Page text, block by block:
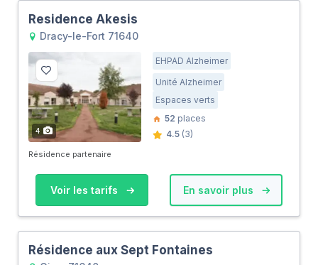
Residence Akesis
Dracy-le-Fort 71640
4
EHPAD Alzheimer
Unité Alzheimer
Espaces verts
52 places
4.5 (3)
Résidence partenaire
Voir les tarifs En savoir plus
Résidence aux Sept Fontaines